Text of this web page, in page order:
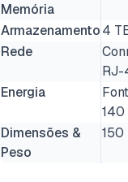
Memória
Armazenamento4
Rede
RJ-
Energia
140
Dimensões &
Peso
150